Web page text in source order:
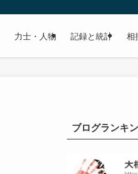
力士・人物 記録と統計 相
ブログランキ